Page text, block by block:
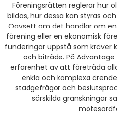
Föreningsrätten reglerar hur
bildas, hur dessa kan styras och
Oavsett om det handlar om
förening eller en ekonomisk
funderingar uppstå som kräver
och biträde. På
erfarenhet av att företräda
enkla och komplexa
stadgefrågor och
särskilda granskningar